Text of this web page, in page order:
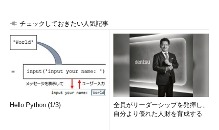
Windows 8 CP版のスタート画面
一見するとWindows 8 DP版と変わらないように
チェックしておきたい人気記事
Hello Python (1/3)
全員がリーダーシップを発揮し、
自分より優れた人財を育成する